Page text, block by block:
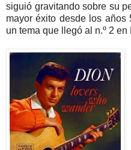
siguió gravitando sobre su
mayor éxito desde los años
un tema que llegó al n.º 2